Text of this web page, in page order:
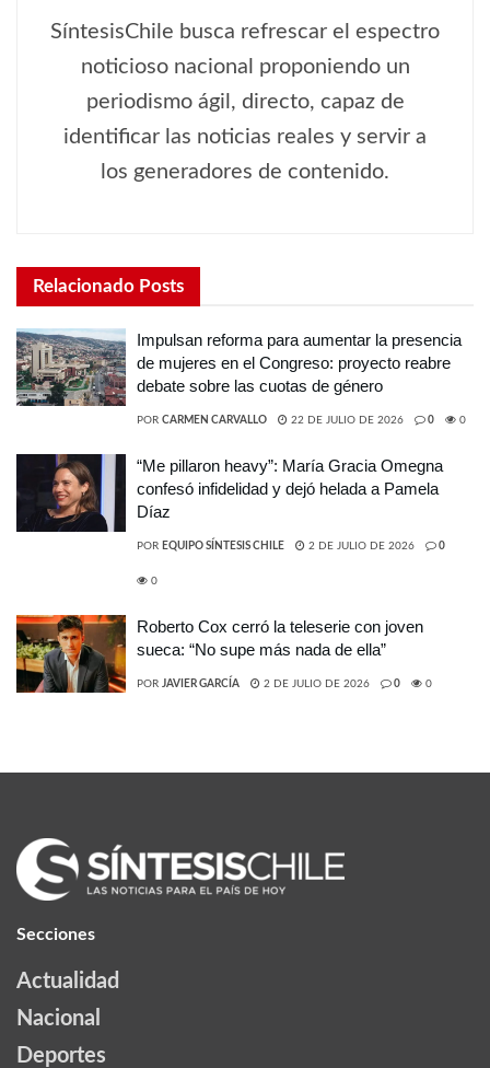
SíntesisChile busca refrescar el espectro
noticioso nacional proponiendo un
periodismo ágil, directo, capaz de
identificar las noticias reales y servir a
los generadores de contenido.
Relacionado Posts
Impulsan reforma para aumentar la presencia
de mujeres en el Congreso: proyecto reabre
debate sobre las cuotas de género
POR CARMEN CARVALLO 22 DE JULIO DE 2026 0 0
“Me pillaron heavy”: María Gracia Omegna
confesó infidelidad y dejó helada a Pamela
Díaz
POR EQUIPO SÍNTESIS CHILE 2 DE JULIO DE 2026 0
0
Roberto Cox cerró la teleserie con joven
sueca: “No supe más nada de ella”
POR JAVIER GARCÍA 2 DE JULIO DE 2026 0 0
Secciones
Actualidad
Nacional
Deportes